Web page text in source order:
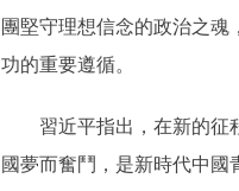
團堅守理想信念的政治之
功的重要遵循。
習近平指出，在新的征程
國夢而奮鬥，是新時代中